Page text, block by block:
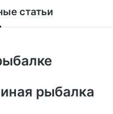
статьи
рыбалка